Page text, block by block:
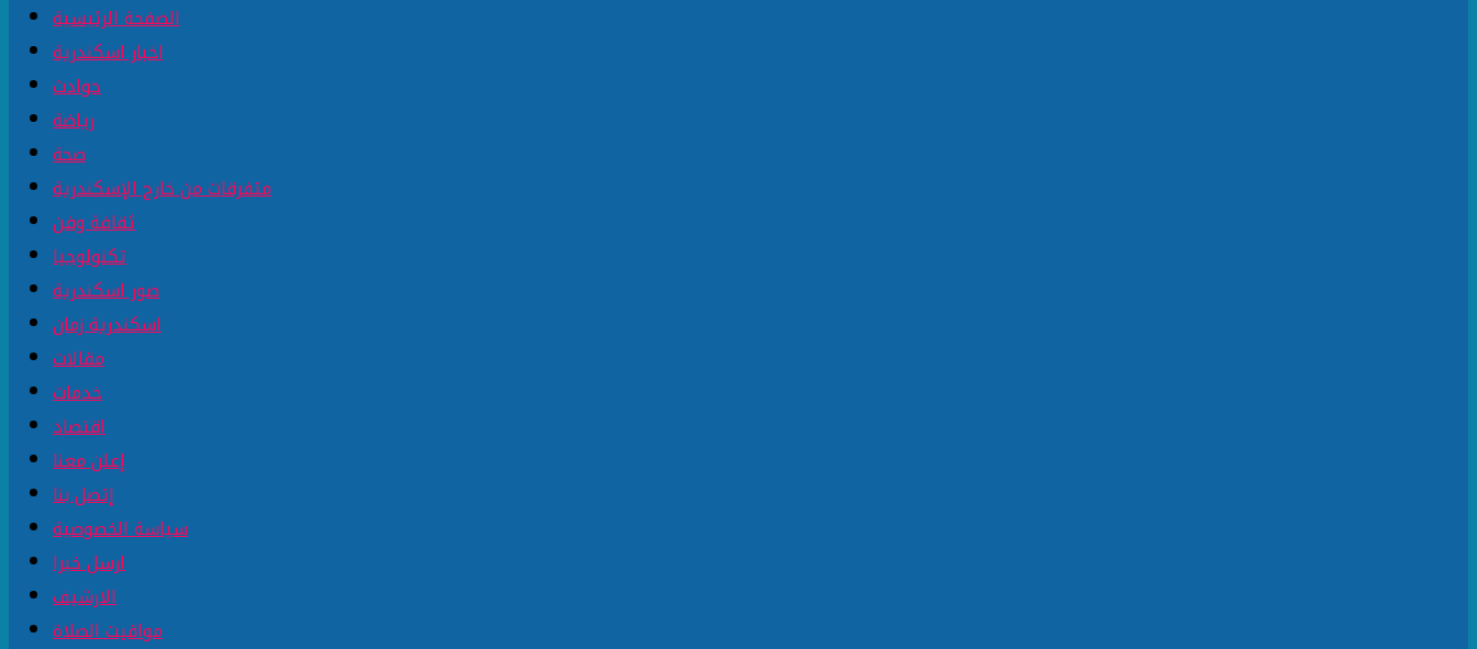
الصفحة الرئيسية
اخبار اسكندرية
حوادث
رياضة
صحة
متفرقات من خارج الإسكندرية
ثقافة وفن
تكنولوجيا
صور اسكندرية
اسكندرية زمان
مقالات
خدمات
اقتصاد
إعلن معنا
إتصل بنا
سياسة الخصوصية
ارسل خبرا
الارشيف
مواقيت الصلاة